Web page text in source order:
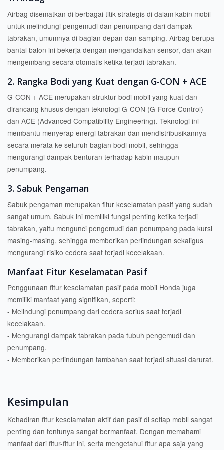
Airbag disematkan di berbagai titik strategis di dalam kabin mobil
untuk melindungi pengemudi dan penumpang dari dampak
tabrakan, umumnya di bagian depan dan samping. Airbag berupa
bantal balon ini bekerja dengan mengandalkan sensor, dan akan
mengembang secara otomatis ketika terjadi tabrakan.
2. Rangka Bodi yang Kuat dengan G-CON + ACE
G-CON + ACE merupakan struktur bodi mobil yang kuat dan
dirancang khusus dengan teknologi G-CON (G-Force Control)
dan ACE (Advanced Compatibility Engineering). Teknologi ini
membantu menyerap energi tabrakan dan mendistribusikannya
secara merata ke seluruh bagian bodi mobil, sehingga
mengurangi dampak benturan terhadap kabin maupun
penumpang.
3. Sabuk Pengaman
Sabuk pengaman merupakan fitur keselamatan pasif yang sudah
sangat umum. Sabuk ini memiliki fungsi penting ketika terjadi
tabrakan, yaitu mengunci pengemudi dan penumpang pada kursi
masing-masing, sehingga memberikan perlindungan sekaligus
mengurangi risiko cedera saat terjadi kecelakaan.
Manfaat Fitur Keselamatan Pasif
Penggunaan fitur keselamatan pasif pada mobil Honda juga
memiliki manfaat yang signifikan, seperti:
- Melindungi penumpang dari cedera serius saat terjadi
kecelakaan.
- Mengurangi dampak tabrakan pada tubuh pengemudi dan
penumpang.
- Memberikan perlindungan tambahan saat terjadi situasi darurat.
Kesimpulan
Kehadiran fitur keselamatan aktif dan pasif di setiap mobil sangat
penting dan tentunya sangat bermanfaat. Dengan memahami
manfaat dari fitur-fitur ini, serta mengetahui fitur apa saja yang